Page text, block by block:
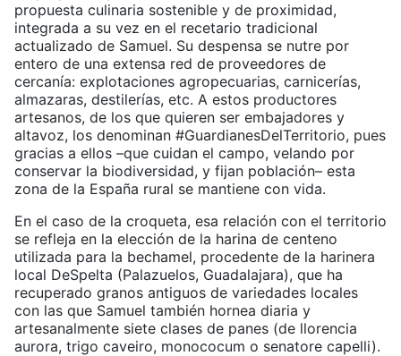
propuesta culinaria sostenible y de proximidad,
integrada a su vez en el recetario tradicional
actualizado de Samuel. Su despensa se nutre por
entero de una extensa red de proveedores de
cercanía: explotaciones agropecuarias, carnicerías,
almazaras, destilerías, etc. A estos productores
artesanos, de los que quieren ser embajadores y
altavoz, los denominan #GuardianesDelTerritorio, pues
gracias a ellos –que cuidan el campo, velando por
conservar la biodiversidad, y fijan población– esta
zona de la España rural se mantiene con vida.
En el caso de la croqueta, esa relación con el territorio
se refleja en la elección de la harina de centeno
utilizada para la bechamel, procedente de la harinera
local DeSpelta (Palazuelos, Guadalajara), que ha
recuperado granos antiguos de variedades locales
con las que Samuel también hornea diaria y
artesanalmente siete clases de panes (de llorencia
aurora, trigo caveiro, monococum o senatore capelli).